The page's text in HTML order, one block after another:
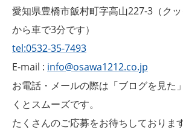
愛知県豊橋市飯村町字高山227-3（ク
から車で3分です）
tel:0532-35-7493
E-mail : info@osawa1212.co.jp
お電話・メールの際は「ブログを見た
くとスムーズです。
たくさんのご応募をお待ちしておりま